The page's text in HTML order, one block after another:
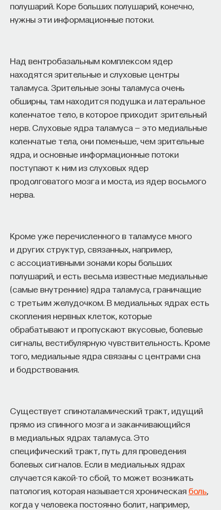
полушарий. Коре больших полушарий, конечно,
нужны эти информационные потоки.
Над вентробазальным комплексом ядер
находятся зрительные и слуховые центры
таламуса. Зрительные зоны таламуса очень
обширны, там находится подушка и латеральное
коленчатое тело, в которое приходит зрительный
нерв. Слуховые ядра таламуса — это медиальные
коленчатые тела, они поменьше, чем зрительные
ядра, и основные информационные потоки
поступают к ним из слуховых ядер
продолговатого мозга и моста, из ядер восьмого
нерва.
Кроме уже перечисленного в таламусе много
и других структур, связанных, например,
с ассоциативными зонами коры больших
полушарий, и есть весьма известные медиальные
(самые внутренние) ядра таламуса, граничащие
с третьим желудочком. В медиальных ядрах есть
скопления нервных клеток, которые
обрабатывают и пропускают вкусовые, болевые
сигналы, вестибулярную чувствительность. Кроме
того, медиальные ядра связаны с центрами сна
и бодрствования.
Существует спиноталамический тракт, идущий
прямо из спинного мозга и заканчивающийся
в медиальных ядрах таламуса. Это
специфический тракт, путь для проведения
болевых сигналов. Если в медиальных ядрах
случается какой-то сбой, то может возникать
патология, которая называется хроническая боль
когда у человека постоянно болит, например,
Яндекс Музыке ,Apple Podcasts,VKиSpotify.
НАПИСАТЬ НАМ
НАД МАТЕРИАЛОМ РАБОТАЛИ
Ивар Максутов
издатель, сооснователь Редакционно-
Сения Долгачева
редактор ПостНауки
ИСКУССТВЕННЫЙ ИНТЕЛЛЕКТ
220 публикаций
ИСКУССТВЕННЫЙ ИНТЕЛЛЕКТ УНИВЕРСИТЕТ
АКАДЕМИЧЕСКАЯ СРЕДА ОБУЧЕНИЕ
НЕЙРОСЕТЕВЫЕ АРХИТЕКТУРЫ
ПАРТНЁР ПРОЕКТА
Что такое партнёрский материал?